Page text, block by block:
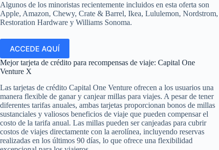
Algunos de los minoristas recientemente incluidos en esta oferta son
Apple, Amazon, Chewy, Crate & Barrel, Ikea, Lululemon, Nordstrom,
Restoration Hardware y Williams Sonoma.
ACCEDE AQUÍ
Mejor tarjeta de crédito para recompensas de viaje: Capital One
Venture X
Las tarjetas de crédito Capital One Venture ofrecen a los usuarios una
manera flexible de ganar y canjear millas para viajes. A pesar de tener
diferentes tarifas anuales, ambas tarjetas proporcionan bonos de millas
sustanciales y valiosos beneficios de viaje que pueden compensar el
costo de la tarifa anual. Las millas pueden ser canjeadas para cubrir
costos de viajes directamente con la aerolínea, incluyendo reservas
realizadas en los últimos 90 días, lo que ofrece una flexibilidad